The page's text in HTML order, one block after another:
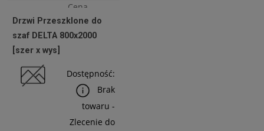
Cena
netto:
603,25 zł
Do
Koszyka
Drzwi Przeszklone do
szaf DELTA 800x2000
[szer x wys]
Dostępność:
Brak
towaru -
Zlecenie do